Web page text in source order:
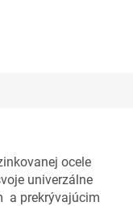
ocele
univerzálne
a prekrývajúcim